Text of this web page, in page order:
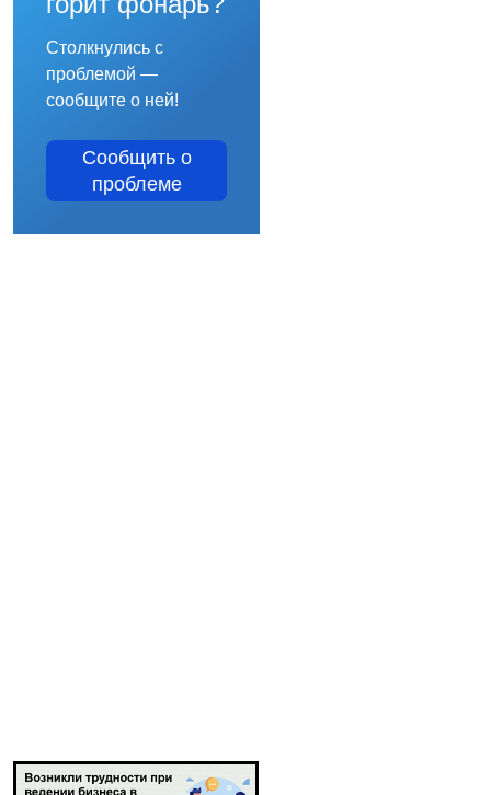
Столкнулись с
проблемой —
сообщите о ней!
Сообщить о
проблеме